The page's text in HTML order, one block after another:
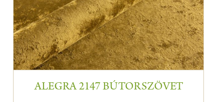
ALEGRA 2147 BÚTORSZÖVET